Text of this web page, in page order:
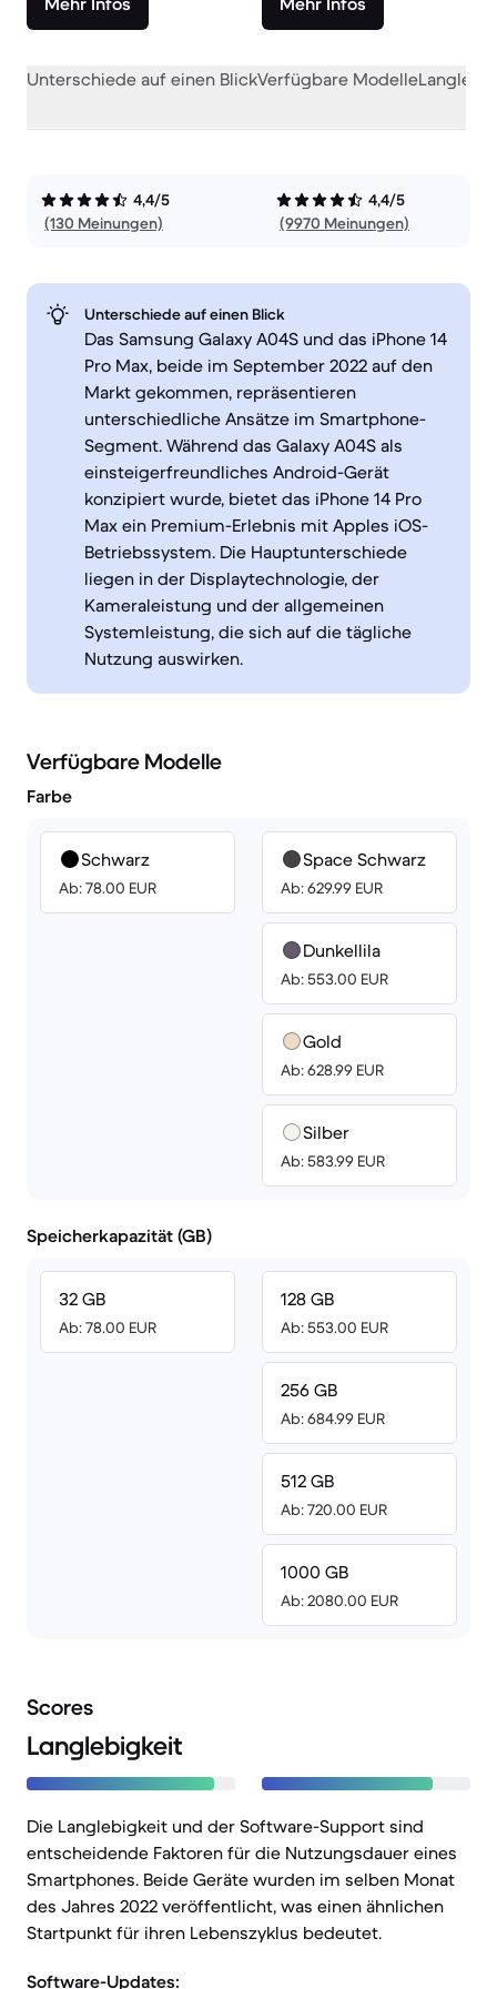
Unterschiede auf einen BlickVerfügbare Modelle
4,4/5
(130 Meinungen)
4,4/5
(9970 Meinungen)
Unterschiede auf einen Blick
Das Samsung Galaxy A04S und das iPhone 14
Pro Max, beide im September 2022 auf den
Markt gekommen, repräsentieren
unterschiedliche Ansätze im Smartphone-
Segment. Während das Galaxy A04S als
einsteigerfreundliches Android-Gerät
konzipiert wurde, bietet das iPhone 14 Pro
Max ein Premium-Erlebnis mit Apples iOS-
Betriebssystem. Die Hauptunterschiede
liegen in der Displaytechnologie, der
Kameraleistung und der allgemeinen
Systemleistung, die sich auf die tägliche
Nutzung auswirken.
Verfügbare Modelle
Farbe
Schwarz
Ab: 78.00 EUR
Space Schwarz
Ab: 629.99 EUR
Dunkellila
Ab: 553.00 EUR
Gold
Ab: 628.99 EUR
Silber
Ab: 583.99 EUR
Speicherkapazität (GB)
32 GB
Ab: 78.00 EUR
128 GB
Ab: 553.00 EUR
256 GB
Ab: 684.99 EUR
512 GB
Ab: 720.00 EUR
1000 GB
Ab: 2080.00 EUR
Scores
Langlebigkeit
Die Langlebigkeit und der Software-Support sind
entscheidende Faktoren für die Nutzungsdauer eines
Smartphones. Beide Geräte wurden im selben Monat
des Jahres 2022 veröffentlicht, was einen ähnlichen
Startpunkt für ihren Lebenszyklus bedeutet.
Software-Updates: